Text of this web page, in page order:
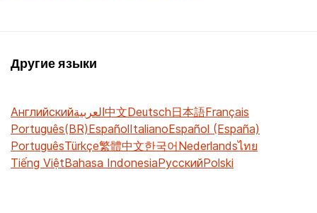
Другие языки
Английскийالعربية中文Deutsch日本語Français
Português(BR)EspañolItalianoEspañol (España)
PortuguêsTürkçe繁體中文한국어Nederlandsไทย
Tiếng ViệtBahasa IndonesiaРусскийPolski